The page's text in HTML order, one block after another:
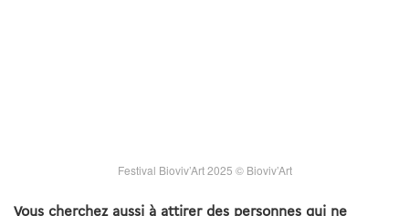
Festival Bioviv’Art2025 © Bioviv’Art
Vous cherchez aussi à attirer des personnes qui ne